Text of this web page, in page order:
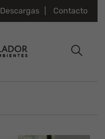
Descargas Contacto